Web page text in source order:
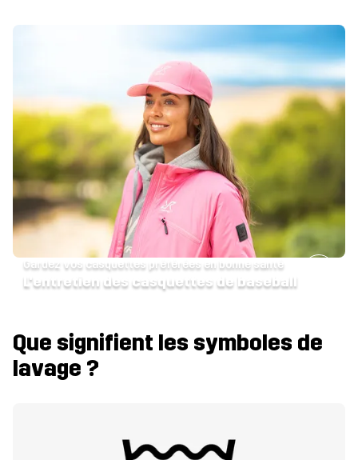
Gardez vos casquettes préférées en bonne santé
L'entretien des casquettes de baseball
Que signifient les symboles de
lavage ?